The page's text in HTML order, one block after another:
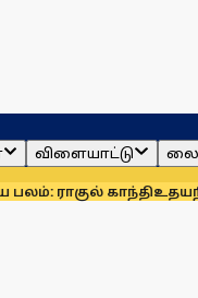
விளையாட்டு
உதயநிதி